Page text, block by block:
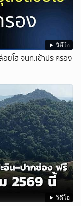
วิดีโอ
ยโฮ จนท.เข้าประครอง
วิดีโอ